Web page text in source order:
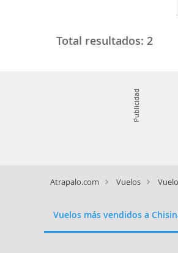
Total resultados: 2
Publicidad
Atrapalo.com Vuelos
Vuelos más vendidos a